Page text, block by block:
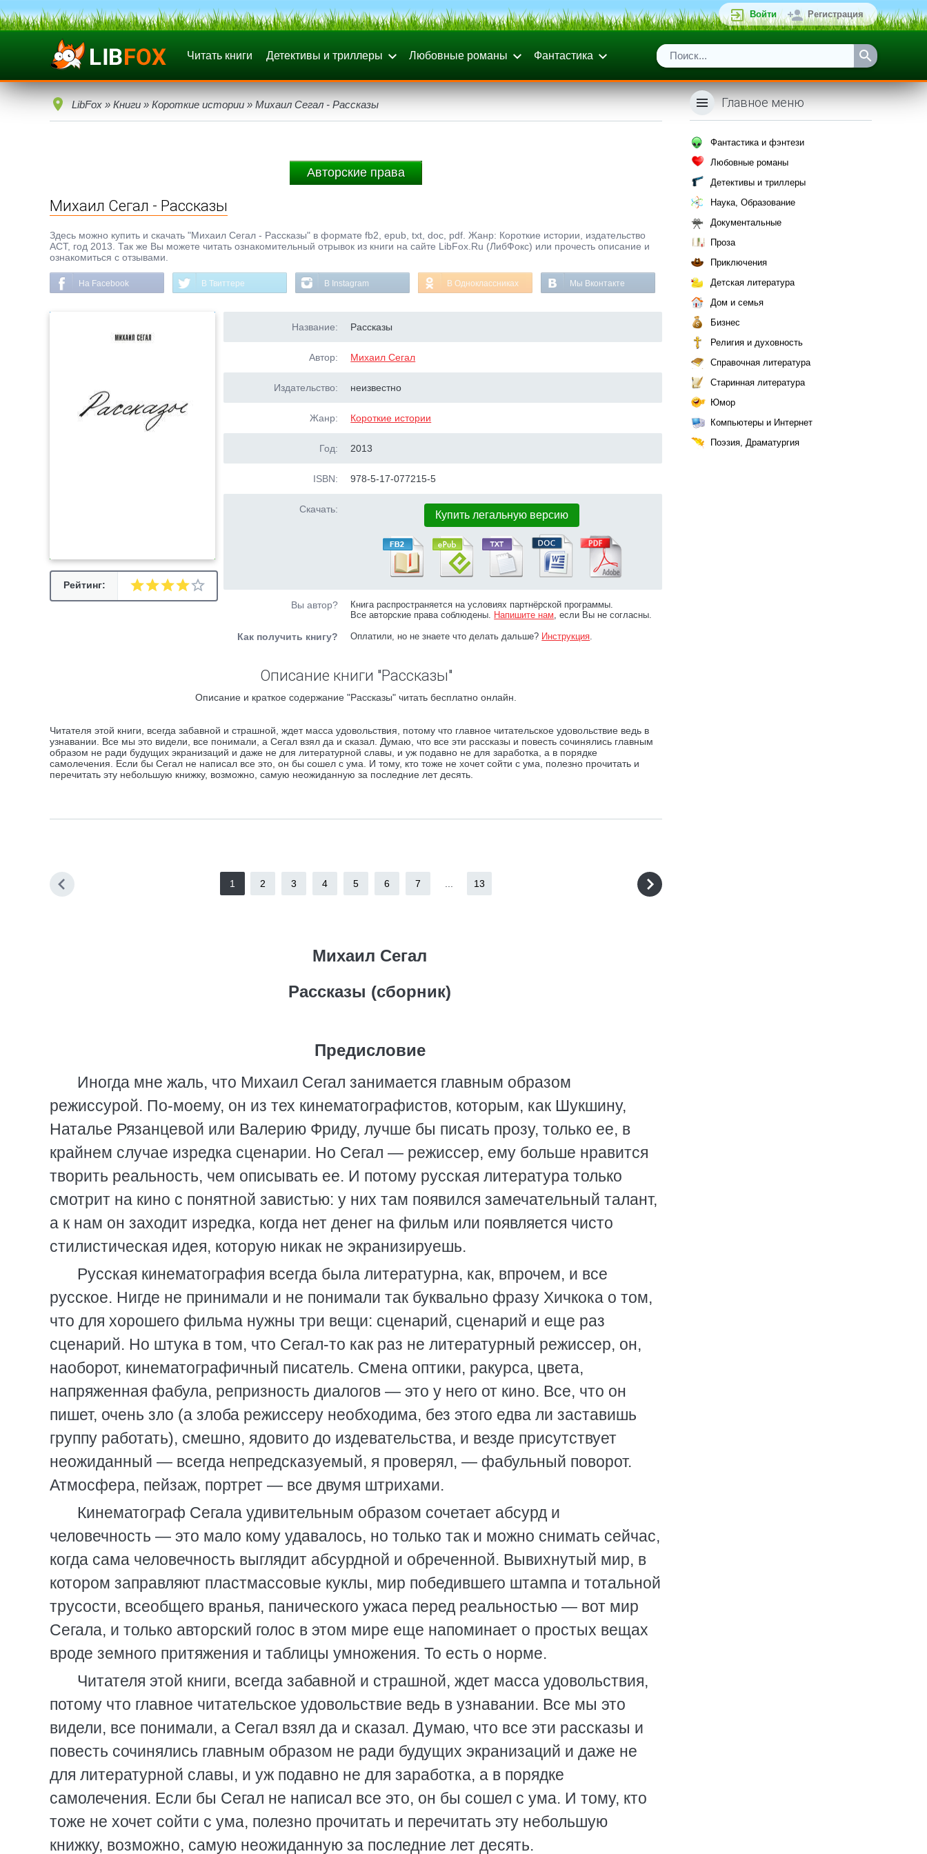
Войти Регистрация
Читать книги Детективы и триллеры Любовные романы Фантастика
LibFox » Книги » Короткие истории » Михаил Сегал - Рассказы
Авторские права
Михаил Сегал - Рассказы
Здесь можно купить и скачать "Михаил Сегал - Рассказы" в формате fb2, epub, txt, doc, pdf. Жанр: Короткие истории, издательство
АСТ, год 2013. Так же Вы можете читать ознакомительный отрывок из книги на сайте LibFox.Ru (ЛибФокс) или прочесть описание и
ознакомиться с отзывами.
На Facebook В Твиттере В Instagram В Одноклассниках Мы Вконтакте
Рейтинг:
Название: Рассказы
Автор: Михаил Сегал
Издательство: неизвестно
Жанр: Короткие истории
Год: 2013
ISBN: 978-5-17-077215-5
Скачать: Купить легальную версию
Вы автор?
Книга распространяется на условиях партнёрской программы.
Все авторские права соблюдены. Напишите нам, если Вы не согласны.
Как получить книгу? Оплатили, но не знаете что делать дальше? Инструкция.
Описание книги "Рассказы"
Описание и краткое содержание "Рассказы" читать бесплатно онлайн.
Читателя этой книги, всегда забавной и страшной, ждет масса удовольствия, потому что главное читательское удовольствие ведь в
узнавании. Все мы это видели, все понимали, а Сегал взял да и сказал. Думаю, что все эти рассказы и повесть сочинялись главным
образом не ради будущих экранизаций и даже не для литературной славы, и уж подавно не для заработка, а в порядке
самолечения. Если бы Сегал не написал все это, он бы сошел с ума. И тому, кто тоже не хочет сойти с ума, полезно прочитать и
перечитать эту небольшую книжку, возможно, самую неожиданную за последние лет десять.
1 2 3 4 5 6 7 13
Михаил Сегал
Рассказы (сборник)
Предисловие
Иногда мне жаль, что Михаил Сегал занимается главным образом
режиссурой. По-моему, он из тех кинематографистов, которым, как Шукшину,
Наталье Рязанцевой или Валерию Фриду, лучше бы писать прозу, только ее, в
крайнем случае изредка сценарии. Но Сегал — режиссер, ему больше нравится
творить реальность, чем описывать ее. И потому русская литература только
смотрит на кино с понятной завистью: у них там появился замечательный талант,
а к нам он заходит изредка, когда нет денег на фильм или появляется чисто
стилистическая идея, которую никак не экранизируешь.
Русская кинематография всегда была литературна, как, впрочем, и все
русское. Нигде не принимали и не понимали так буквально фразу Хичкока о том,
что для хорошего фильма нужны три вещи: сценарий, сценарий и еще раз
сценарий. Но штука в том, что Сегал-то как раз не литературный режиссер, он,
наоборот, кинематографичный писатель. Смена оптики, ракурса, цвета,
напряженная фабула, репризность диалогов — это у него от кино. Все, что он
пишет, очень зло (а злоба режиссеру необходима, без этого едва ли заставишь
группу работать), смешно, ядовито до издевательства, и везде присутствует
неожиданный — всегда непредсказуемый, я проверял, — фабульный поворот.
Атмосфера, пейзаж, портрет — все двумя штрихами.
Кинематограф Сегала удивительным образом сочетает абсурд и
человечность — это мало кому удавалось, но только так и можно снимать сейчас,
когда сама человечность выглядит абсурдной и обреченной. Вывихнутый мир, в
котором заправляют пластмассовые куклы, мир победившего штампа и тотальной
трусости, всеобщего вранья, панического ужаса перед реальностью — вот мир
Сегала, и только авторский голос в этом мире еще напоминает о простых вещах
вроде земного притяжения и таблицы умножения. То есть о норме.
Читателя этой книги, всегда забавной и страшной, ждет масса удовольствия,
потому что главное читательское удовольствие ведь в узнавании. Все мы это
видели, все понимали, а Сегал взял да и сказал. Думаю, что все эти рассказы и
повесть сочинялись главным образом не ради будущих экранизаций и даже не
для литературной славы, и уж подавно не для заработка, а в порядке
самолечения. Если бы Сегал не написал все это, он бы сошел с ума. И тому, кто
тоже не хочет сойти с ума, полезно прочитать и перечитать эту небольшую
книжку, возможно, самую неожиданную за последние лет десять.
Главное меню
Фантастика и фэнтези
Любовные романы
Детективы и триллеры
Наука, Образование
Документальные
Проза
Приключения
Детская литература
Дом и семья
Бизнес
Религия и духовность
Справочная литература
Старинная литература
Юмор
Компьютеры и Интернет
Поэзия, Драматургия